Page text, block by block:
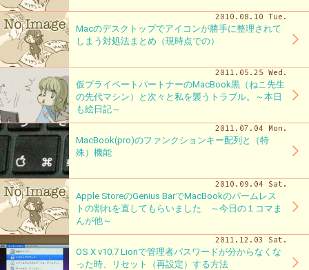
2010.08.10 Tue.
Macのデスクトップでアイコンが勝手に整理されて
しまう対処法まとめ（現時点での）
2011.05.25 Wed.
仮プライベートパートナーのMacBook黒（ねこ先生
の先代マシン）と次々と私を襲うトラブル。～本日
も絵日記～
2011.07.04 Mon.
MacBook(pro)のファンクションキー配列と（特
殊）機能
2010.09.04 Sat.
Apple StoreのGenius BarでMacBookのパームレス
トの割れを直してもらいました ～今日の１コマま
んが他～
2011.12.03 Sat.
OS X v10.7 Lionで管理者パスワードが分からなくな
った時、リセット（再設定）する方法